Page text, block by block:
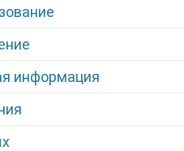
информация